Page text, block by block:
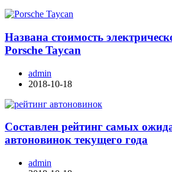
Названа стоимость
Porsche Taycan
admin
2018-10-18
Составлен рейтинг самых
автоновинок текущего года
admin